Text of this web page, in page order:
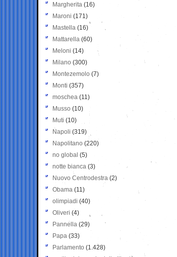
Margherita (16)
Maroni (171)
Mastella (16)
Mattarella (60)
Meloni (14)
Milano (300)
Montezemolo (7)
Monti (357)
moschea (11)
Musso (10)
Muti (10)
Napoli (319)
Napolitano (220)
no global (5)
notte bianca (3)
Nuovo Centrodestra (2)
Obama (11)
olimpiadi (40)
Oliveri (4)
Pannella (29)
Papa (33)
Parlamento (1.428)